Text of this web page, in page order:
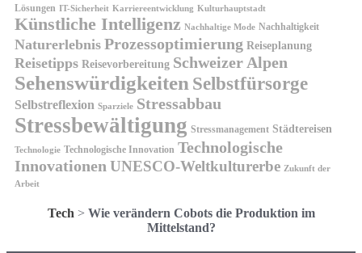
Lösungen IT-Sicherheit Karriereentwicklung Kulturhauptstadt
Künstliche Intelligenz Nachhaltige Mode Nachhaltigkeit
Naturerlebnis Prozessoptimierung Reiseplanung
Reisetipps Reisevorbereitung Schweizer Alpen
Sehenswürdigkeiten Selbstfürsorge
Selbstreflexion Sparziele Stressabbau
Stressbewältigung Stressmanagement Städtereisen
Technologie Technologische Innovation Technologische
Innovationen UNESCO-Weltkulturerbe Zukunft der
Arbeit
Tech > Wie verändern Cobots die Produktion im
Mittelstand?